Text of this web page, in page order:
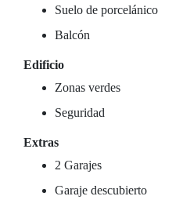
Suelo de porcelánico
Balcón
Edificio
Zonas verdes
Seguridad
Extras
2 Garajes
Garaje descubierto